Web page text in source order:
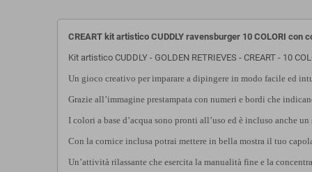
CREART kit artistico CUDDLY ravensburger 10 COLORI con
Kit artistico CUDDLY - GOLDEN RETRIEVES - CREART - 10
Un gioco creativo per imparare a dipingere in modo facile ed
Grazie all’immagine prestampata con numeri e bordi che
I colori a base d’acqua sono pronti all’uso ed è incluso anche
Con la cornice inclusa potrai mettere in bella mostra il tuo
Un’attività rilassante che esercita la manualità fine e la